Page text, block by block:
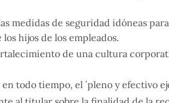
medidas de seguridad idóneas
hijos de los empleados.
de una cultura
todo tiempo, el ´pleno y efectivo